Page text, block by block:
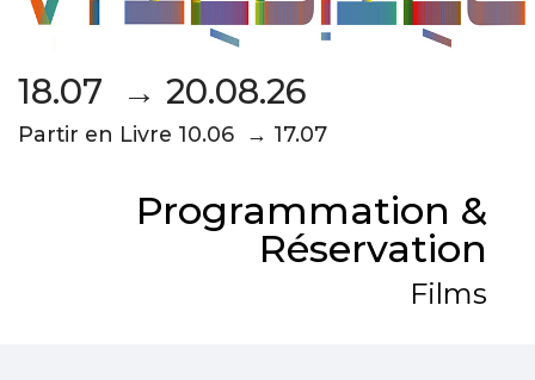
18.07 → 20.08.26
Partir en Livre 10.06 → 17.07
Programmation &
Réservation
Films